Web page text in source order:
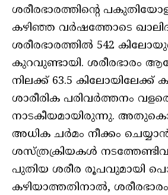
ശരീരഭാരത്തിന്റെ
കഴിഞ്ഞ വര്‍ഷത്തോടെ
ശരീരഭാരത്തില്‍ 542
കുറവുണ്ടായി. ശരീരഭാരം
നിലക്ക് 63.5
ശാരീരിക പരിവര്‍ത്തനം
നാടകീയമായിരുന്നു.
അധിക ചര്‍മം നീക്കം
ശസ്ത്രക്രിയകള്‍
പുതിയ ശരീര രൂപവുമായി
കഴിയാത്തതിനാല്‍,